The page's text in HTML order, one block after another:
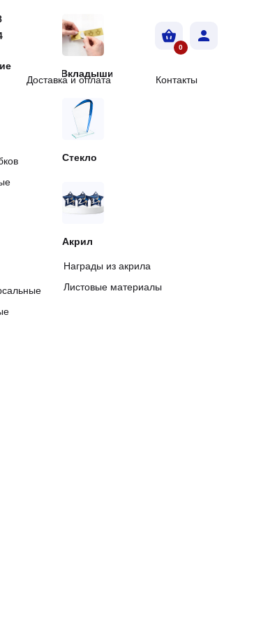
Контакты
Доставка и оплата
0
Акрил
Стекло
Вкладыши
Листовые материалы
Награды из акрила